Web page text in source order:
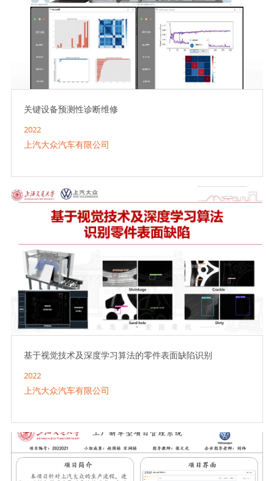
关键设备预测性诊断维修
2022
上汽大众汽车有限公司
基于视觉技术及深度学习算法的零件表面缺陷识别
2022
上汽大众汽车有限公司